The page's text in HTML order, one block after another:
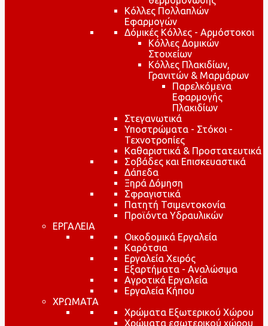
Κόλλες Πολλαπλών
Εφαρμογών
Δόμικές Κόλλες - Αρμόστοκοι
Κόλλες Δομικών
Στοιχείων
Κόλλες Πλακιδίων,
Γρανιτών & Μαρμάρων
Παρελκόμενα
Εφαρμογής
Πλακιδίων
Στεγανωτικά
Υποστρώματα - Στόκοι -
Τεχνοτροπίες
Καθαριστικά & Προστατευτικά
Σοβάδες και Επισκευαστικά
Δάπεδα
Ξηρά Δόμηση
Σφραγιστικά
Πατητή Τσιμεντοκονία
Προϊόντα Υδραυλικών
ΕΡΓΑΛΕΙΑ
Οικοδομικά Εργαλεία
Καρότσια
Εργαλεία Χειρός
Εξαρτήματα - Αναλώσιμα
Αγροτικά Εργαλεία
Εργαλεία Κήπου
ΧΡΩΜΑΤΑ
Χρώματα Εξωτερικού Χώρου
Χρώματα εσωτερικού χώρου